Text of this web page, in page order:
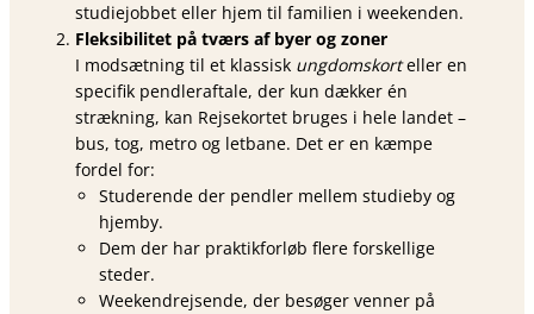
studiejobbet eller hjem til familien i weekenden.
Fleksibilitet på tværs af byer og zoner
I modsætning til et klassisk ungdomskorteller en
specifik pendleraftale, der kun dækker én
strækning, kan Rejsekortet bruges i hele landet –
bus, tog, metro og letbane. Det er en kæmpe
fordel for:
Studerende der pendler mellem studieby og
hjemby.
Dem der har praktikforløb flere forskellige
steder.
Weekendrejsende, der besøger venner på